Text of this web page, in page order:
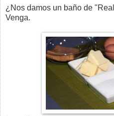
¿Nos damos un baño de
Venga.